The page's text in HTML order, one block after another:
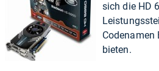
sich die HD
Codenamen
bieten.